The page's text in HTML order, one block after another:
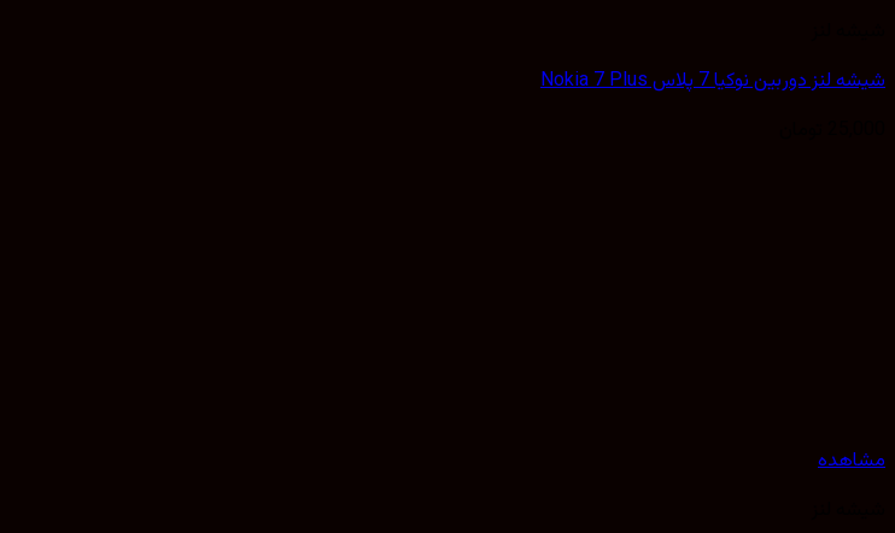
شیشه لنز دوربین نوکیا 7 پلاس Nokia 7 Plus
مشاهده